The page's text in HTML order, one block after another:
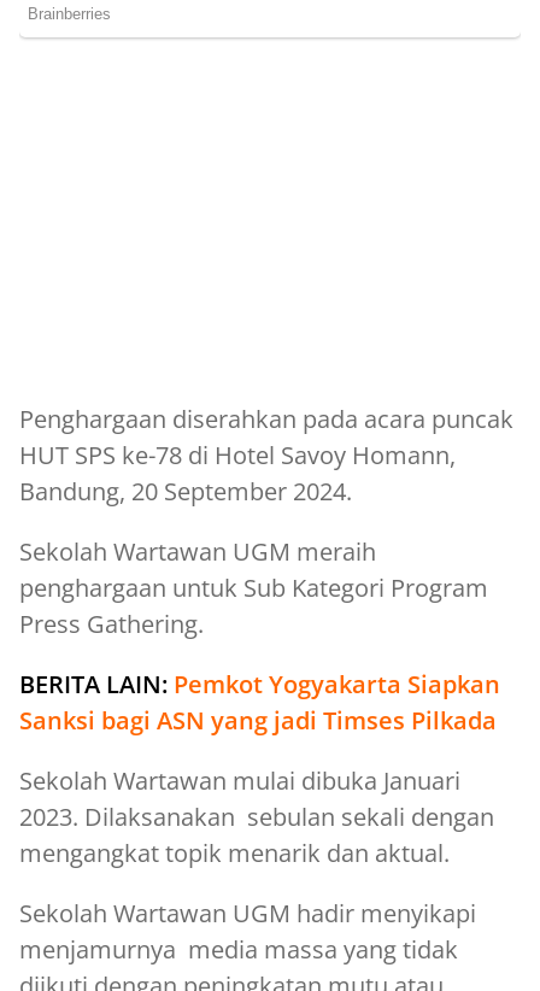
Penghargaan diserahkan pada acara puncak
HUT SPS ke-78 di Hotel Savoy Homann,
Bandung, 20 September 2024.
Sekolah Wartawan UGM meraih
penghargaan untuk Sub Kategori Program
Press Gathering.
BERITA LAIN: Pemkot Yogyakarta Siapkan
Sanksi bagi ASN yang jadi Timses Pilkada
Sekolah Wartawan mulai dibuka Januari
2023. Dilaksanakan sebulan sekali dengan
mengangkat topik menarik dan aktual.
Sekolah Wartawan UGM hadir menyikapi
menjamurnya media massa yang tidak